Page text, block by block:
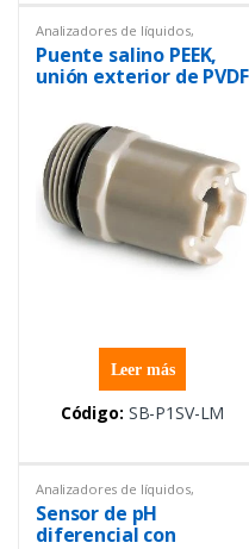
Analizadores de líquidos,
Instrumentación y Procesos
Sensores
Puente salino PEEK,
unión exterior de PVDF
diferencial de 1
pulgada
Leer más
Código: SB-P1SV-LM
Analizadores de líquidos,
Instrumentación y Procesos
Sensores
Sensor de pH
diferencial con